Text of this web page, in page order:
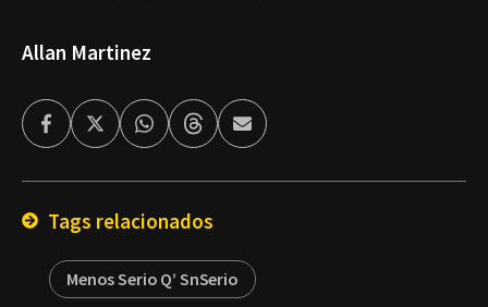
Allan Martinez
FacebookTwitterWhatsappThreadsEnviar
por
Tags relacionados
Menos Serio Q’ SnSerio